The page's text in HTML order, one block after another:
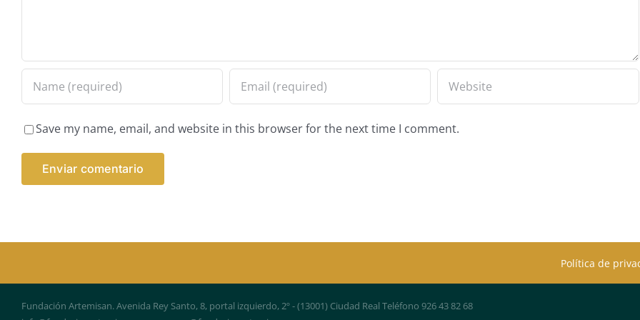
Save my name, email, and website in this browser for the next time I comment.
Política de
Fundación Artemisan. Avenida Rey Santo, 8, portal izquierdo, 2º - (13001) Ciudad Real Teléfono 926 43 82 68